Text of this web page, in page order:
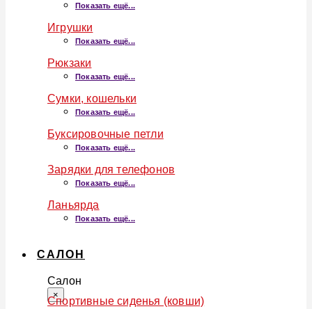
Показать ещё...
Игрушки
Показать ещё...
Рюкзаки
Показать ещё...
Сумки, кошельки
Показать ещё...
Буксировочные петли
Показать ещё...
Зарядки для телефонов
Показать ещё...
Ланьярда
Показать ещё...
САЛОН
Салон
×
Спортивные сиденья (ковши)